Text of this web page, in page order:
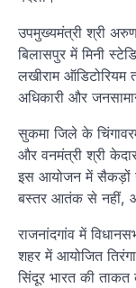
उपमुख्यमंत्री श्री
बिलासपुर में मिनी
लखीराम ऑडिटोरियम
अधिकारी और
सुकमा जिले के
और वनमंत्री श्री
इस आयोजन में सैकड़ों
बस्तर आतंक से नहीं,
राजनांदगांव में
शहर में आयोजित
सिंदूर भारत की ताकत